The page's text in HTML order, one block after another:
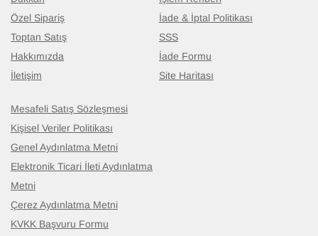
Özel Sipariş
Toptan Satış
Hakkımızda
İletişim
İade & İptal Politikası
SSS
İade Formu
Site Haritası
Mesafeli Satış Sözleşmesi
Kişisel Veriler Politikası
Genel Aydınlatma Metni
Elektronik Ticari İleti Aydınlatma
Metni
Çerez Aydınlatma Metni
KVKK Başvuru Formu